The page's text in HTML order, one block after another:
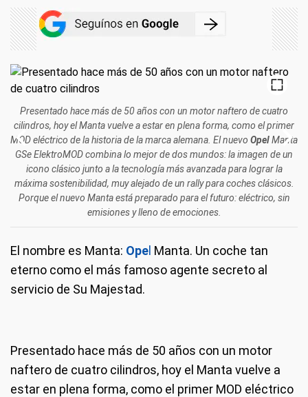
Presentado hace más de 50 años con un motor naftero de cuatro
cilindros, hoy el Manta vuelve a estar en plena forma, como el primer
MOD eléctrico de la historia de la marca alemana. El nuevo OpelManta
GSe ElektroMOD combina lo mejor de dos mundos: la imagen de un
icono clásico junto a la tecnología más avanzada para lograr la
máxima sostenibilidad, muy alejado de un rally para coches clásicos.
Porque el nuevo Manta está preparado para el futuro: eléctrico, sin
emisiones y lleno de emociones.
El nombre es Manta: Ope Manta. Un coche tan
eterno como el más famoso agente secreto al
servicio de Su Majestad.
Presentado hace más de 50 años con un motor
naftero de cuatro cilindros, hoy el Manta vuelve a
estar en plena forma, como el primer MOD eléctrico